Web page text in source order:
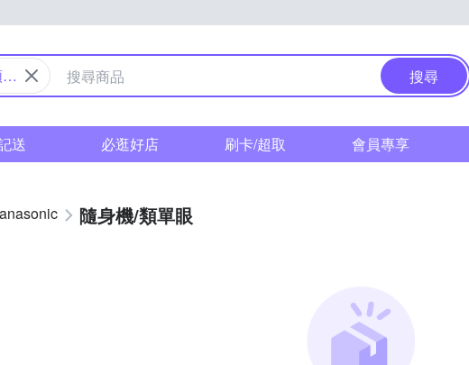
搜尋
送 必逛好店 刷卡/超取 會員專享
隨身機/類單眼